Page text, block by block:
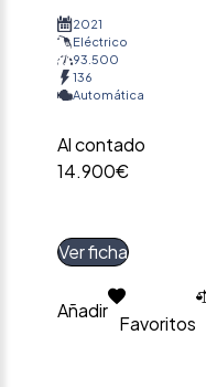
2021
Eléctrico
93.500
136
Automática
Al contado
14.900€
Ver ficha
Añadir
Favoritos